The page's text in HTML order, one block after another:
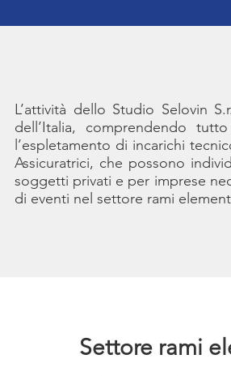
L’attività dello Studio Selovin
dell’Italia, comprendendo
l’espletamento di incarichi
Assicuratrici, che possono
soggetti privati e per imprese
di eventi nel settore rami
Settore rami